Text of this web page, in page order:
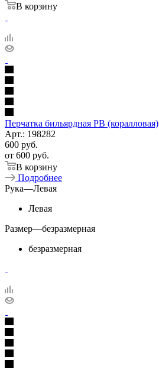
В корзину
Перчатка бильярдная PB (коралловая)
Арт.: 198282
600 руб.
от 600 руб.
В корзину
Подробнее
Рука—Левая
Левая
Размер—безразмерная
безразмерная